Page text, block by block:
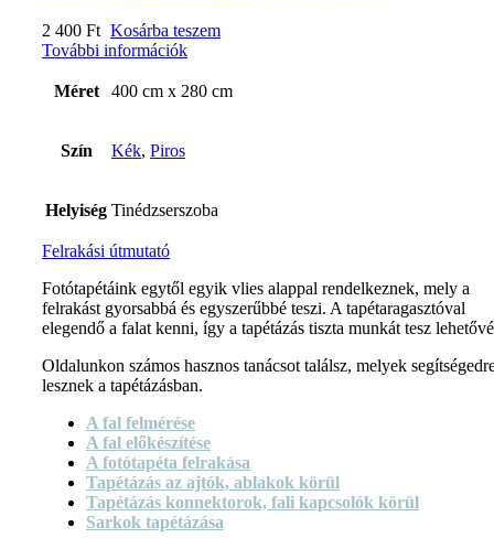
2 400 Ft Kosárba teszem
További információk
Méret 400 cm x 280 cm
Szín Kék, Piros
Helyiség Tinédzserszoba
Felrakási útmutató
Fotótapétáink egytől egyik vlies alappal rendelkeznek, mely a
felrakást gyorsabbá és egyszerűbbé teszi. A tapétaragasztóval
elegendő a falat kenni, így a tapétázás tiszta munkát tesz
Oldalunkon számos hasznos tanácsot találsz, melyek
lesznek a tapétázásban.
A fal felmérése
A fal előkészítése
A fotótapéta felrakása
Tapétázás az ajtók, ablakok körül
Tapétázás konnektorok, fali kapcsolók körül
Sarkok tapétázása